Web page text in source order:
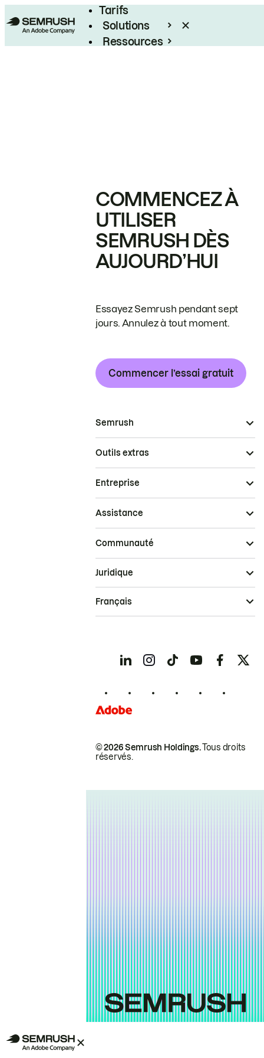
Tarifs
Solutions
Ressources
COMMENCEZ À
UTILISER
SEMRUSH DÈS
AUJOURD’HUI
Essayez Semrush pendant sept
jours. Annulez à tout moment.
Commencer l’essai gratuit
Semrush
Outils extras
Entreprise
Assistance
Communauté
© 2026 Semrush Holdings.Tous droits
réservés.
Juridique
Français